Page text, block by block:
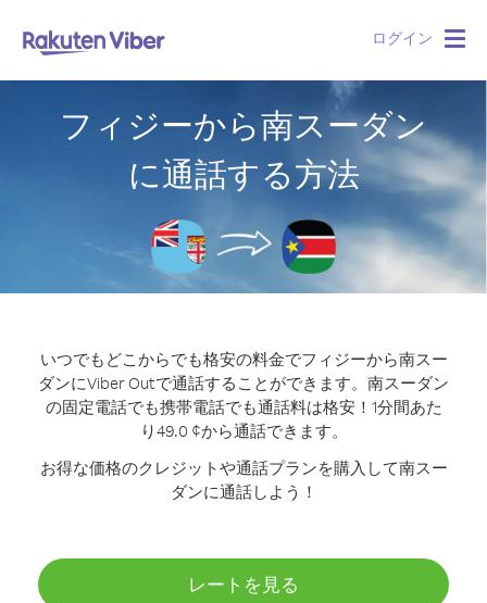
ログイン
フィジーから南スーダン
に通話する方法
いつでもどこからでも格安の料金でフィジーから南スー
ダンにViber Outで通話することができます。 南スーダン
の固定電話でも携帯電話でも通話料は格安！1分間あた
り49.0 ¢から通話できます。
お得な価格のクレジットや通話プランを購入して南スー
ダンに通話しよう！
レートを見る